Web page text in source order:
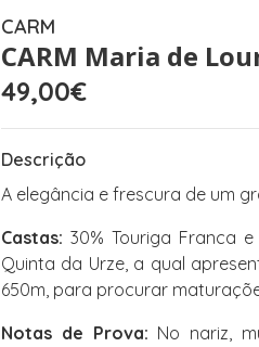
CARM
CARM Maria de
49,00€
Descrição
A elegância e frescura de um
Castas: 30% Touriga Franca
Quinta da Urze, a qual
650m, para procurar
Notas de Prova: No nariz,